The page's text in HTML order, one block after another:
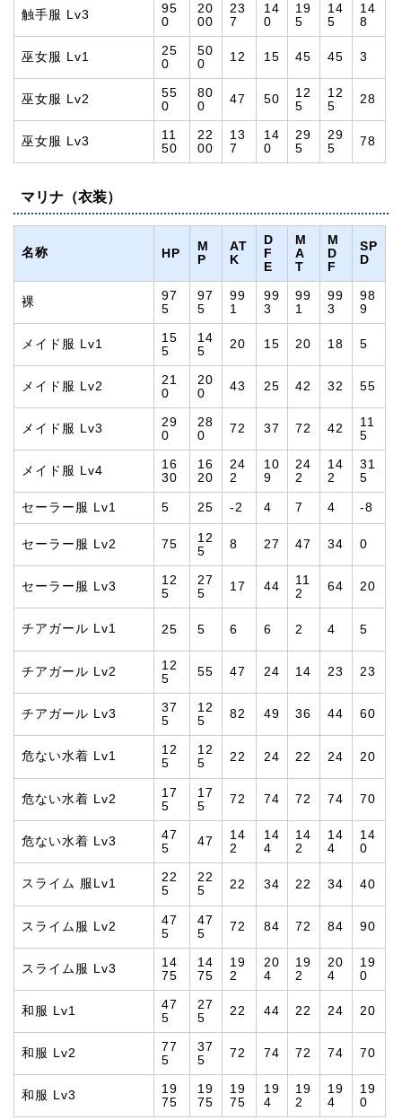
触手服 Lv3
95
0
20
00
23
7
14
0
19
5
14
5
14
8
巫女服 Lv1
25
0
50
0
12 15 45 45 3
巫女服 Lv2
55
0
80
0
47 50
12
5
12
5
28
巫女服 Lv3
11
50
22
00
13
7
14
0
29
5
29
5
78
マリナ（衣装）
名称 HP
M
P
AT
K
D
F
E
M
A
T
M
D
F
SP
D
裸
97
5
97
5
99
1
99
3
99
1
99
3
98
9
メイド服 Lv1
15
5
14
5
20 15 20 18 5
メイド服 Lv2
21
0
20
0
43 25 42 32 55
メイド服 Lv3
29
0
28
0
72 37 72 42
11
5
メイド服 Lv4
16
30
16
20
24
2
10
9
24
2
14
2
31
5
セーラー服 Lv1 5 25 -2 4 7 4 -8
セーラー服 Lv2 75
12
5
8 27 47 34 0
セーラー服 Lv3
12
5
27
5
17 44
11
2
64 20
チアガール Lv1 25 5 6 6 2 4 5
チアガール Lv2
12
5
55 47 24 14 23 23
チアガール Lv3
37
5
12
5
82 49 36 44 60
危ない水着 Lv1
12
5
12
5
22 24 22 24 20
危ない水着 Lv2
17
5
17
5
72 74 72 74 70
危ない水着 Lv3
47
5
47
14
2
14
4
14
2
14
4
14
0
スライム 服Lv1
22
5
22
5
22 34 22 34 40
スライム服 Lv2
47
5
47
5
72 84 72 84 90
スライム服 Lv3
14
75
14
75
19
2
20
4
19
2
20
4
19
0
和服 Lv1
47
5
27
5
22 44 22 24 20
和服 Lv2
77
5
37
5
72 74 72 74 70
和服 Lv3
19
75
19
75
19
75
19
4
19
2
19
4
19
0